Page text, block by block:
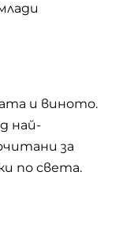
и виното.
най-
за
по света.